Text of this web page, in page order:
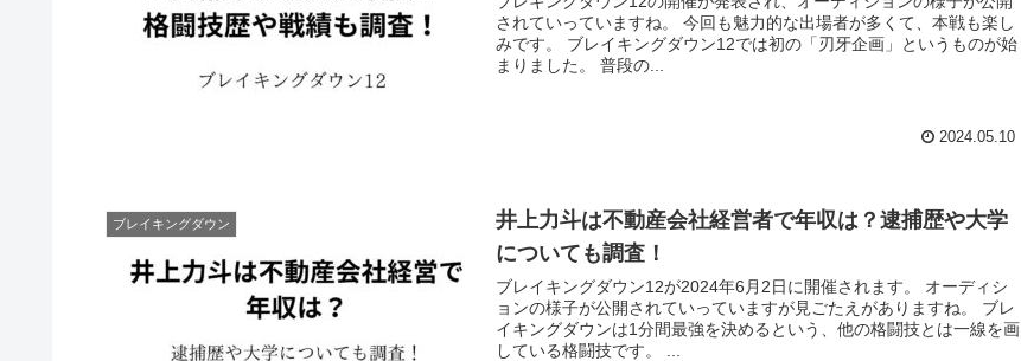
されていっていますね。 今回も魅力的な出場者が多くて、本戦も楽し
みです。 ブレイキングダウン12では初の「刃牙企画」というものが始
まりました。 普段の...
2024.05.10
ブレイキングダウン
井上力斗は不動産会社経営者で年収は？逮捕歴や大学
についても調査！
ブレイキングダウン12が2024年6月2日に開催されます。 オーディシ
ョンの様子が公開されていっていますが見ごたえがありますね。 ブレ
イキングダウンは1分間最強を決めるという、他の格闘技とは一線を画
している格闘技です。 ...